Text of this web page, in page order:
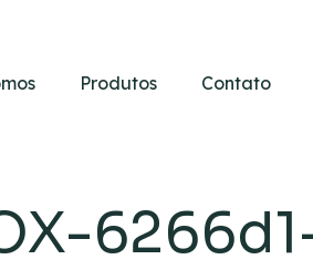
Produtos Contato